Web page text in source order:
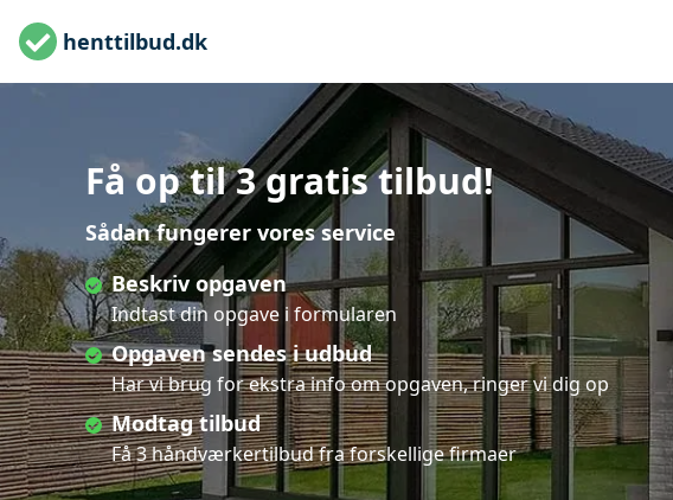
henttilbud.dk
Få op til 3 gratis tilbud!
Sådan fungerer vores service
Beskriv opgaven
Indtast din opgave i formularen
Opgaven sendes i udbud
Har vi brug for ekstra info om opgaven, ringer vi dig op
Modtag tilbud
Få 3 håndværkertilbud fra forskellige firmaer